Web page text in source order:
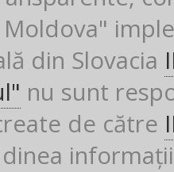
Moldova"
din Slovacia
nu sunt
de către